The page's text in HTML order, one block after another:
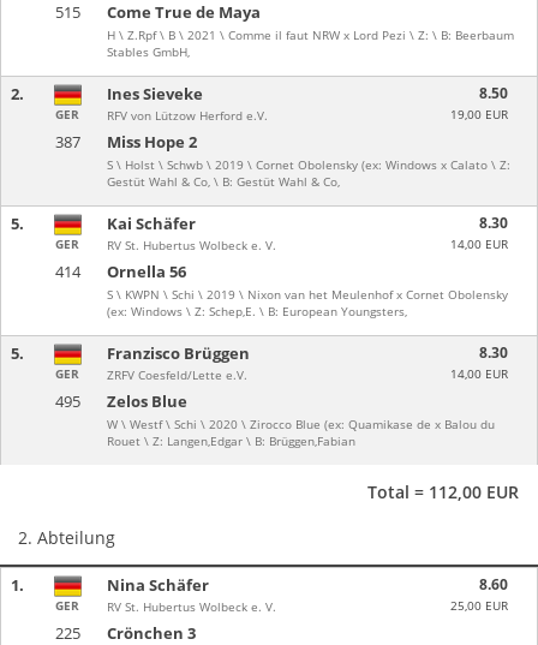
515 Come True de Maya
H \ Z.Rpf \ B \ 2021 \ Comme il faut NRW x Lord Pezi \ Z: \ B: Beerbaum
Stables GmbH,
2.
387 Miss Hope 2
S \ Holst \ Schwb \ 2019 \ Cornet Obolensky (ex: Windows x Calato \ Z:
Gestüt Wahl & Co, \ B: Gestüt Wahl & Co,
GER
Ines Sieveke
RFV von Lützow Herford e.V.
8.50
19,00 EUR
5.
414 Ornella 56
S \ KWPN \ Schi \ 2019 \ Nixon van het Meulenhof x Cornet Obolensky
(ex: Windows \ Z: Schep,E. \ B: European Youngsters,
GER
Kai Schäfer
RV St. Hubertus Wolbeck e. V.
8.30
14,00 EUR
5.
495 Zelos Blue
W \ Westf \ Schi \ 2020 \ Zirocco Blue (ex: Quamikase de x Balou du
Rouet \ Z: Langen,Edgar \ B: Brüggen,Fabian
GER
Franzisco Brüggen
ZRFV Coesfeld/Lette e.V.
8.30
14,00 EUR
Total = 112,00 EUR
2. Abteilung
1.
225 Crönchen 3
GER
Nina Schäfer
RV St. Hubertus Wolbeck e. V.
8.60
25,00 EUR